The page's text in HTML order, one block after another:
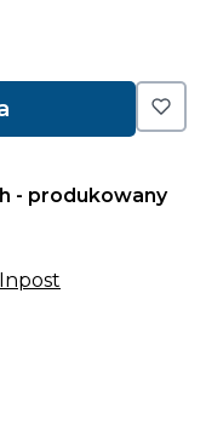
- produkowany